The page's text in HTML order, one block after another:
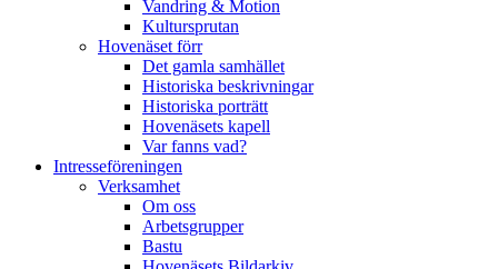
Vandring & Motion
Kultursprutan
Hovenäset förr
Det gamla samhället
Historiska beskrivningar
Historiska porträtt
Hovenäsets kapell
Var fanns vad?
Intresseföreningen
Verksamhet
Om oss
Arbetsgrupper
Bastu